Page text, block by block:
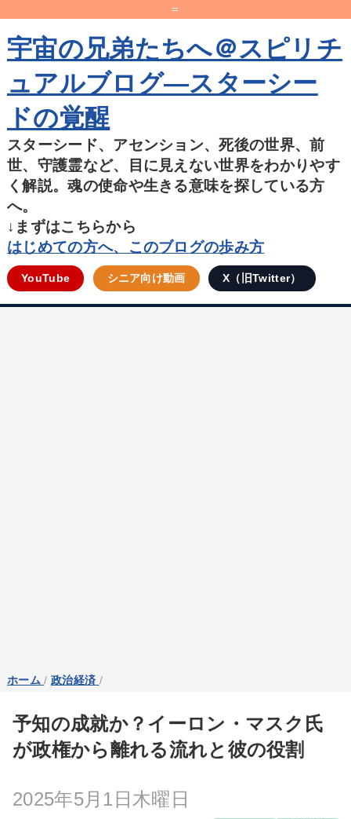
=
宇宙の兄弟たちへ＠スピリチ
ュアルブログ―スターシー
ドの覚醒
スターシード、アセンション、死後の世界、前
世、守護霊など、目に見えない世界をわかりやす
く解説。魂の使命や生きる意味を探している方
へ。
↓まずはこちらから
はじめての方へ、このブログの歩み方
YouTube シニア向け動画 X（旧Twitter）
ホーム / 政治経済 /
予知の成就か？イーロン・マスク氏
が政権から離れる流れと彼の役割
2025年5月1日木曜日